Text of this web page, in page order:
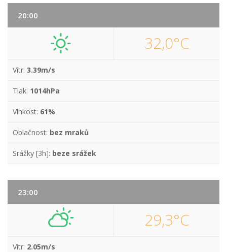
20:00
32,0°C
Vítr: 3.39m/s
Tlak: 1014hPa
Vlhkost: 61%
Oblačnost: bez mraků
Srážky [3h]: beze srážek
23:00
29,3°C
Vítr: 2.05m/s